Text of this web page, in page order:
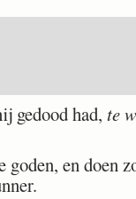
gedood had, te
goden, en doen